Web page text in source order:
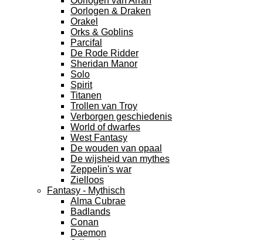
Oorlogen & Draken
Orakel
Orks & Goblins
Parcifal
De Rode Ridder
Sheridan Manor
Solo
Spirit
Titanen
Trollen van Troy
Verborgen geschiedenis
World of dwarfes
West Fantasy
De wouden van opaal
De wijsheid van mythes
Zeppelin's war
Zielloos
Fantasy - Mythisch
Alma Cubrae
Badlands
Conan
Daemon